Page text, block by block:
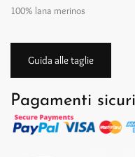
100% lana merinos
Guida alle taglie
Pagamenti sicuri